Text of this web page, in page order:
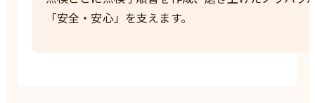
「安全・安心」を支えます。